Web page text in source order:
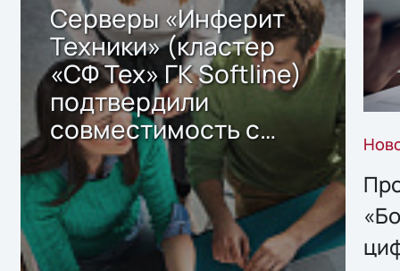
Серверы «Инферит
Техники» (кластер
«СФ Тех» ГК Softline)
подтвердили
совместимость с
решением Sharx
Storage 2.x для
хранения данных